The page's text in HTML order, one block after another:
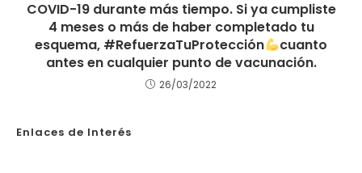
COVID-19 durante más tiempo. Si ya cumpliste
4 meses o más de haber completado tu
esquema, #RefuerzaTuProtección
cuanto
antes en cualquier punto de vacunación.
26/03/2022
Enlaces de Interés